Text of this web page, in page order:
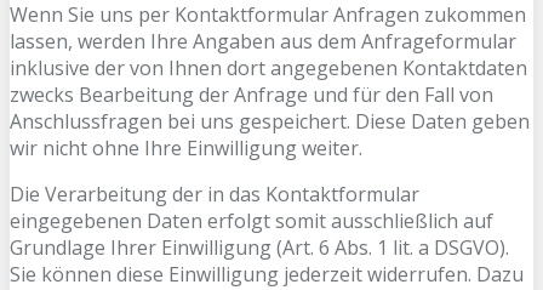
Wenn Sie uns per Kontaktformular Anfragen zukommen
lassen, werden Ihre Angaben aus dem Anfrageformular
inklusive der von Ihnen dort angegebenen Kontaktdaten
zwecks Bearbeitung der Anfrage und für den Fall von
Anschlussfragen bei uns gespeichert. Diese Daten geben
wir nicht ohne Ihre Einwilligung weiter.
Die Verarbeitung der in das Kontaktformular
eingegebenen Daten erfolgt somit ausschließlich auf
Grundlage Ihrer Einwilligung (Art. 6 Abs. 1 lit. a DSGVO).
Sie können diese Einwilligung jederzeit widerrufen. Dazu